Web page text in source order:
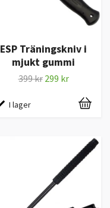
ESP Träningskniv i
mjukt gummi
399 kr 299 kr
I lager